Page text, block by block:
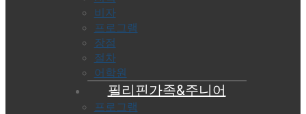
비자
프로그램
장점
절차
어학원
필리핀가족&주니어
프로그램